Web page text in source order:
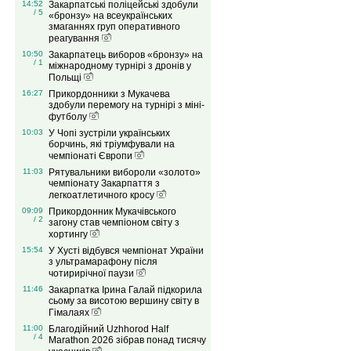
14:52
/ 5
Закарпатські поліцейські здобули
«бронзу» на всеукраїнських
змаганнях груп оперативного
реагування
10:50
/ 1
Закарпатець виборов «бронзу» на
міжнародному турнірі з дронів у
Польщі
16:27
Прикордонники з Мукачева
здобули перемогу на турнірі з міні-
футболу
10:03
У Чопі зустріли українських
борчинь, які тріумфували на
чемпіонаті Європи
11:03
Рятувальники вибороли «золото»
чемпіонату Закарпаття з
легкоатлетичного кросу
09:09
/ 2
Прикордонник Мукачівського
загону став чемпіоном світу з
хортингу
15:54
У Хусті відбувся чемпіонат України
з ультрамарафону після
чотирирічної паузи
11:46
Закарпатка Ірина Галай підкорила
сьому за висотою вершину світу в
Гімалаях
11:00
/ 4
Благодійний Uzhhorod Half
Marathon 2026 зібрав понад тисячу